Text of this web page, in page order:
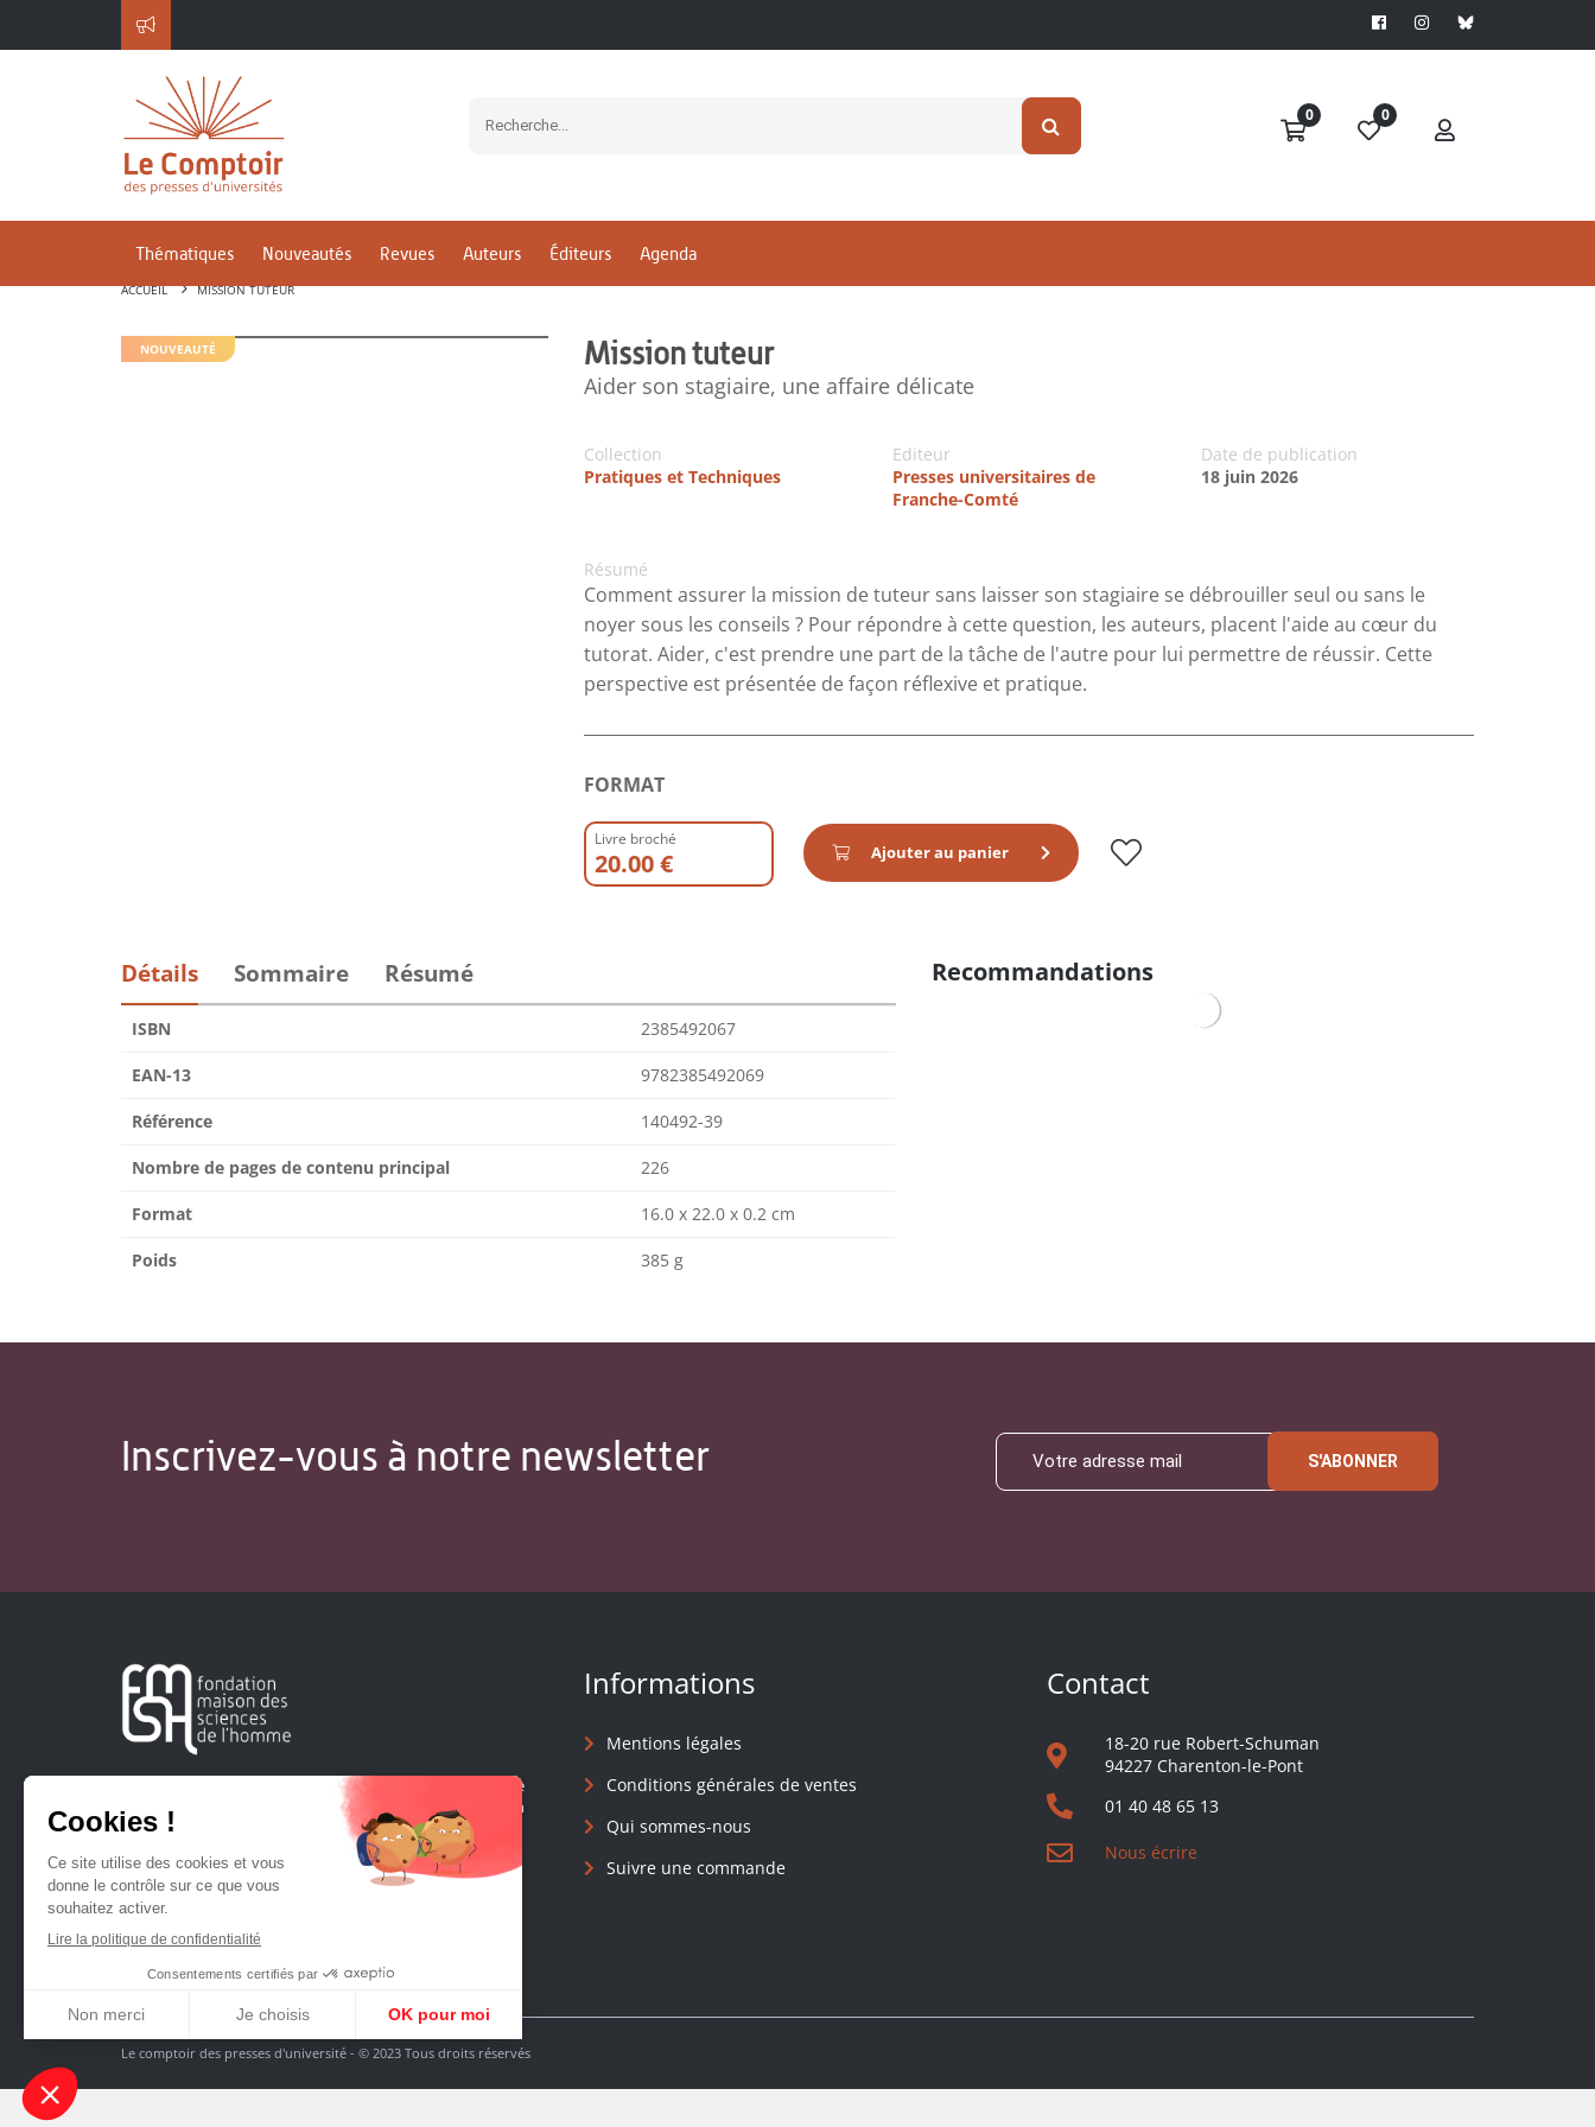
0 0
Thématiques Nouveautés Revues Auteurs Éditeurs Agenda
ACCUEIL MISSION TUTEUR
NOUVEAUTÉ Mission tuteur
Aider son stagiaire, une affaire délicate
Collection
Pratiques et Techniques
Editeur
Presses universitaires de
Franche-Comté
Date de publication
18 juin 2026
Résumé
Comment assurer la mission de tuteur sans laisser son stagiaire se débrouiller seul ou sans le
noyer sous les conseils ? Pour répondre à cette question, les auteurs, placent l'aide au cœur du
tutorat. Aider, c'est prendre une part de la tâche de l'autre pour lui permettre de réussir. Cette
perspective est présentée de façon réflexive et pratique.
FORMAT
Livre broché
20.00 € Ajouter au panier
Détails Sommaire Résumé
ISBN 2385492067
EAN-13 9782385492069
Référence 140492-39
Nombre de pages de contenu principal 226
Format 16.0 x 22.0 x 0.2 cm
Poids 385 g
Recommandations
Inscrivez-vous à notre newsletter S'ABONNER
Créée en 1963, la Fondation Maison Sciences de l'Homme
soutient la recherche et la diffusion des connaissances en
sciences humaines et sociales.
Informations
Mentions légales
Conditions générales de ventes
Qui sommes-nous
Suivre une commande
Contact
18-20 rue Robert-Schuman
94227 Charenton-le-Pont
01 40 48 65 13
Nous écrire
Le comptoir des presses d'université - © 2023 Tous droits réservés